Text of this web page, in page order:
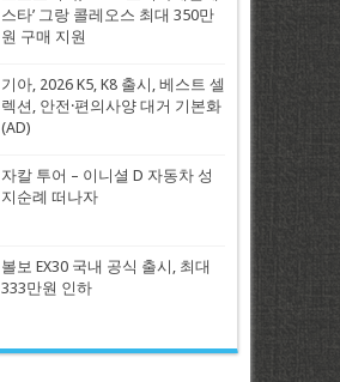
스타’ 그랑 콜레오스 최대 350만
원 구매 지원
기아, 2026 K5, K8 출시, 베스트 셀
렉션, 안전·편의사양 대거 기본화
(AD)
자칼 투어 – 이니셜 D 자동차 성
지순례 떠나자
볼보 EX30 국내 공식 출시, 최대
333만원 인하